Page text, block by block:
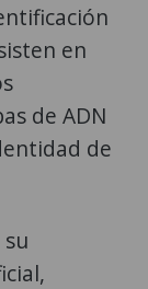
en
de ADN
de